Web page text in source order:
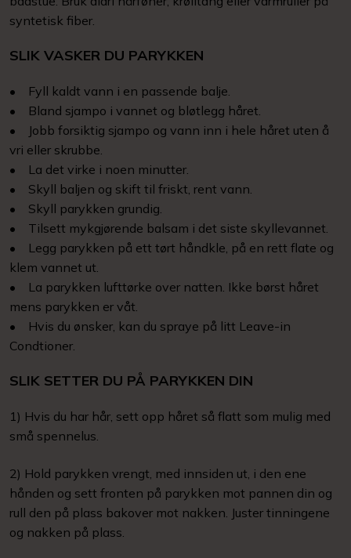
syntetisk fiber.
SLIK VASKER DU PARYKKEN
• Fyll kaldt vann i en passende balje.
• Bland sjampo i vannet og bløtlegg håret.
• Jobb forsiktig sjampo og vann inn i hele håret uten å
vri eller skrubbe.
• La det virke i noen minutter.
• Skyll baljen og skift til friskt, rent vann.
• Skyll parykken grundig.
• Tilsett mykgjørende balsam i det siste skyllevannet.
• Legg parykken på ett tørt håndkle, på en rett flate og
klem vannet ut.
• La parykken lufttørke over natten. Ikke børst håret
mens parykken er våt.
• Hvis du ønsker, kan du spraye på litt Leave-in
Condtioner.
SLIK SETTER DU PÅ PARYKKEN DIN
1) Hvis du har hår, sett opp håret så flatt som mulig med
små spennelus.
2) Hold parykken vrengt, med innsiden ut, i den ene
hånden og sett fronten på parykken mot pannen din og
rull den på plass bakover mot nakken. Juster tinningene
og nakken på plass.